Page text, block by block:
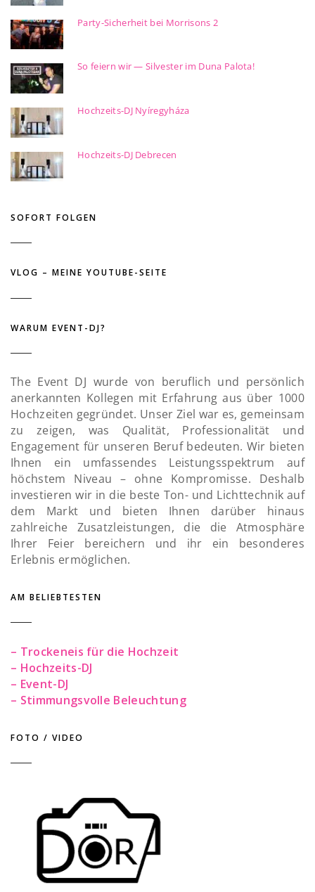
Party-Sicherheit bei Morrisons 2
So feiern wir — Silvester im Duna Palota!
Hochzeits-DJ Nyíregyháza
Hochzeits-DJ Debrecen
SOFORT FOLGEN
VLOG – MEINE YOUTUBE-SEITE
WARUM EVENT-DJ?
The Event DJ wurde von beruflich und persönlich
anerkannten Kollegen mit Erfahrung aus über 1000
Hochzeiten gegründet. Unser Ziel war es, gemeinsam
zu zeigen, was Qualität, Professionalität und
Engagement für unseren Beruf bedeuten. Wir bieten
Ihnen ein umfassendes Leistungsspektrum auf
höchstem Niveau – ohne Kompromisse. Deshalb
investieren wir in die beste Ton- und Lichttechnik auf
dem Markt und bieten Ihnen darüber hinaus
zahlreiche Zusatzleistungen, die die Atmosphäre
Ihrer Feier bereichern und ihr ein besonderes
Erlebnis ermöglichen.
AM BELIEBTESTEN
– Trockeneis für die Hochzeit
– Hochzeits-DJ
– Event-DJ
– Stimmungsvolle Beleuchtung
FOTO / VIDEO